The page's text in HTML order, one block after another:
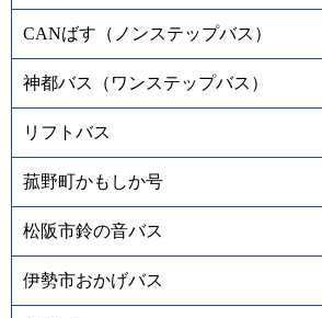
CANばす（ノンステップバス）
神都バス（ワンステップバス）
リフトバス
菰野町かもしか号
松阪市鈴の音バス
伊勢市おかげバス